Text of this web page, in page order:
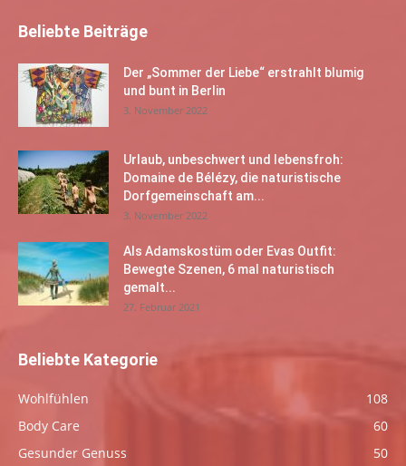
Beliebte Beiträge
Der „Sommer der Liebe“ erstrahlt blumig
und bunt in Berlin
3. November 2022
Urlaub, unbeschwert und lebensfroh:
Domaine de Bélézy, die naturistische
Dorfgemeinschaft am...
3. November 2022
Als Adamskostüm oder Evas Outfit:
Bewegte Szenen, 6 mal naturistisch
gemalt...
27. Februar 2021
Beliebte Kategorie
Wohlfühlen
108
Body Care
60
Gesunder Genuss
50